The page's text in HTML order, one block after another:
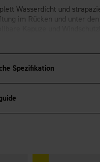
Wasserdicht und
im Rücken und unter
Spezifikation